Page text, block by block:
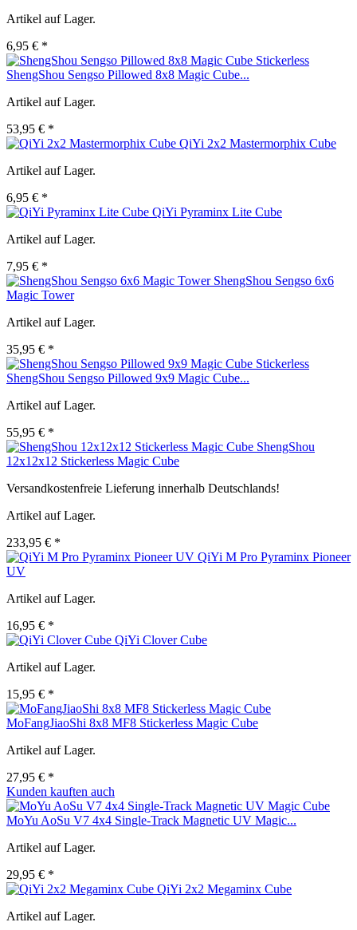
Artikel auf Lager.
6,95 € *
ShengShou Sengso Pillowed 8x8 Magic Cube...
Artikel auf Lager.
53,95 € *
QiYi 2x2 Mastermorphix Cube
Artikel auf Lager.
6,95 € *
QiYi Pyraminx Lite Cube
Artikel auf Lager.
7,95 € *
ShengShou Sengso 6x6
Magic Tower
Artikel auf Lager.
35,95 € *
ShengShou Sengso Pillowed 9x9 Magic Cube...
Artikel auf Lager.
55,95 € *
ShengShou
12x12x12 Stickerless Magic Cube
Versandkostenfreie Lieferung innerhalb Deutschlands!
Artikel auf Lager.
233,95 € *
QiYi M Pro Pyraminx Pioneer
UV
Artikel auf Lager.
16,95 € *
QiYi Clover Cube
Artikel auf Lager.
15,95 € *
MoFangJiaoShi 8x8 MF8 Stickerless Magic Cube
Artikel auf Lager.
27,95 € *
Kunden kauften auch
MoYu AoSu V7 4x4 Single-Track Magnetic UV Magic...
Artikel auf Lager.
29,95 € *
QiYi 2x2 Megaminx Cube
Artikel auf Lager.